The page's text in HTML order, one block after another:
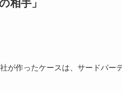
が作ったケースは、サードパー